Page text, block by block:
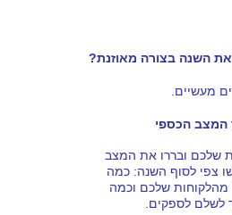
את השנה בצורה מאוזנת?
מעשיים.
המצב הכספי
שלכם ובררו את המצב
צפי לסוף השנה: כמה
מהלקוחות שלכם וכמה
לשלם לספקים.